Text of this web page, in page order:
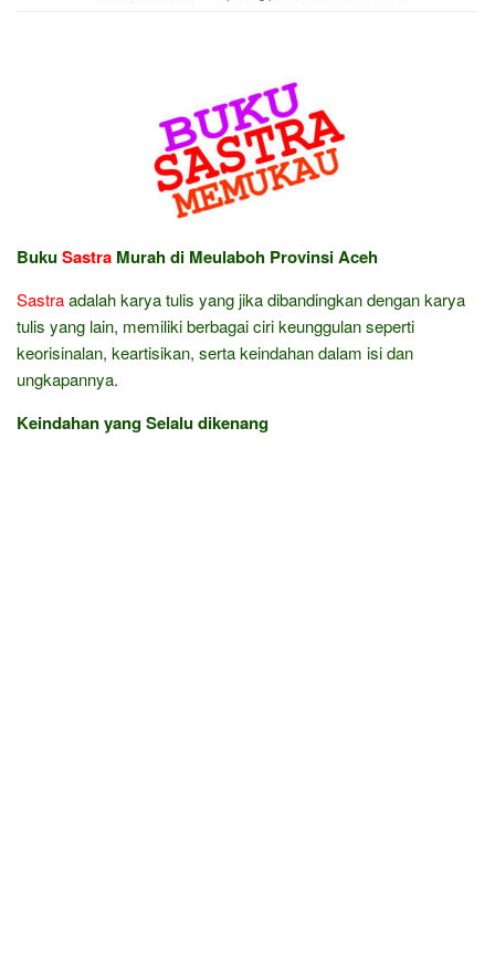
BukuSastra Murah di Meulaboh Provinsi Aceh
Sastraadalah karya tulis yang jika dibandingkan dengan karya
tulis yang lain, memiliki berbagai ciri keunggulan seperti
keorisinalan, keartisikan, serta keindahan dalam isi dan
ungkapannya.
Keindahan yang Selalu dikenang